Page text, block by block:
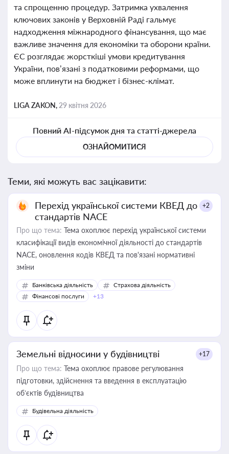
та спрощенню процедур. Затримка ухвалення
ключових законів у Верховній Раді гальмує
надходження міжнародного фінансування, що має
важливе значення для економіки та оборони країни.
ЄС розглядає жорсткіші умови кредитування
України, пов’язані з податковими реформами, що
може вплинути на бюджет і бізнес-клімат.
LIGA ZAKON, 29 квітня 2026
Повний AI-підсумок дня та статті-джерела
ОЗНАЙОМИТИСЯ
Теми, які можуть вас зацікавити:
Перехід української системи КВЕД до
стандартів NACE
+2
Про що тема: Тема охоплює перехід української системи
класифікації видів економічної діяльності до стандартів
NACE, оновлення кодів КВЕД та пов'язані нормативні
зміни
Банківська діяльність
Страхова діяльність
Фінансові послуги
+13
Земельні відносини у будівництві +17
Про що тема: Тема охоплює правове регулювання
підготовки, здійснення та введення в експлуатацію
об’єктів будівництва
Будівельна діяльність